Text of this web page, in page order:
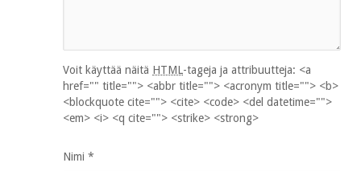
Voit käyttää näitä HTML-tageja ja attribuutteja: <a
href="" title=""> <abbr title=""> <acronym title=""> <b>
<blockquote cite=""> <cite> <code> <del datetime="">
<em> <i> <q cite=""> <strike> <strong>
Nimi *